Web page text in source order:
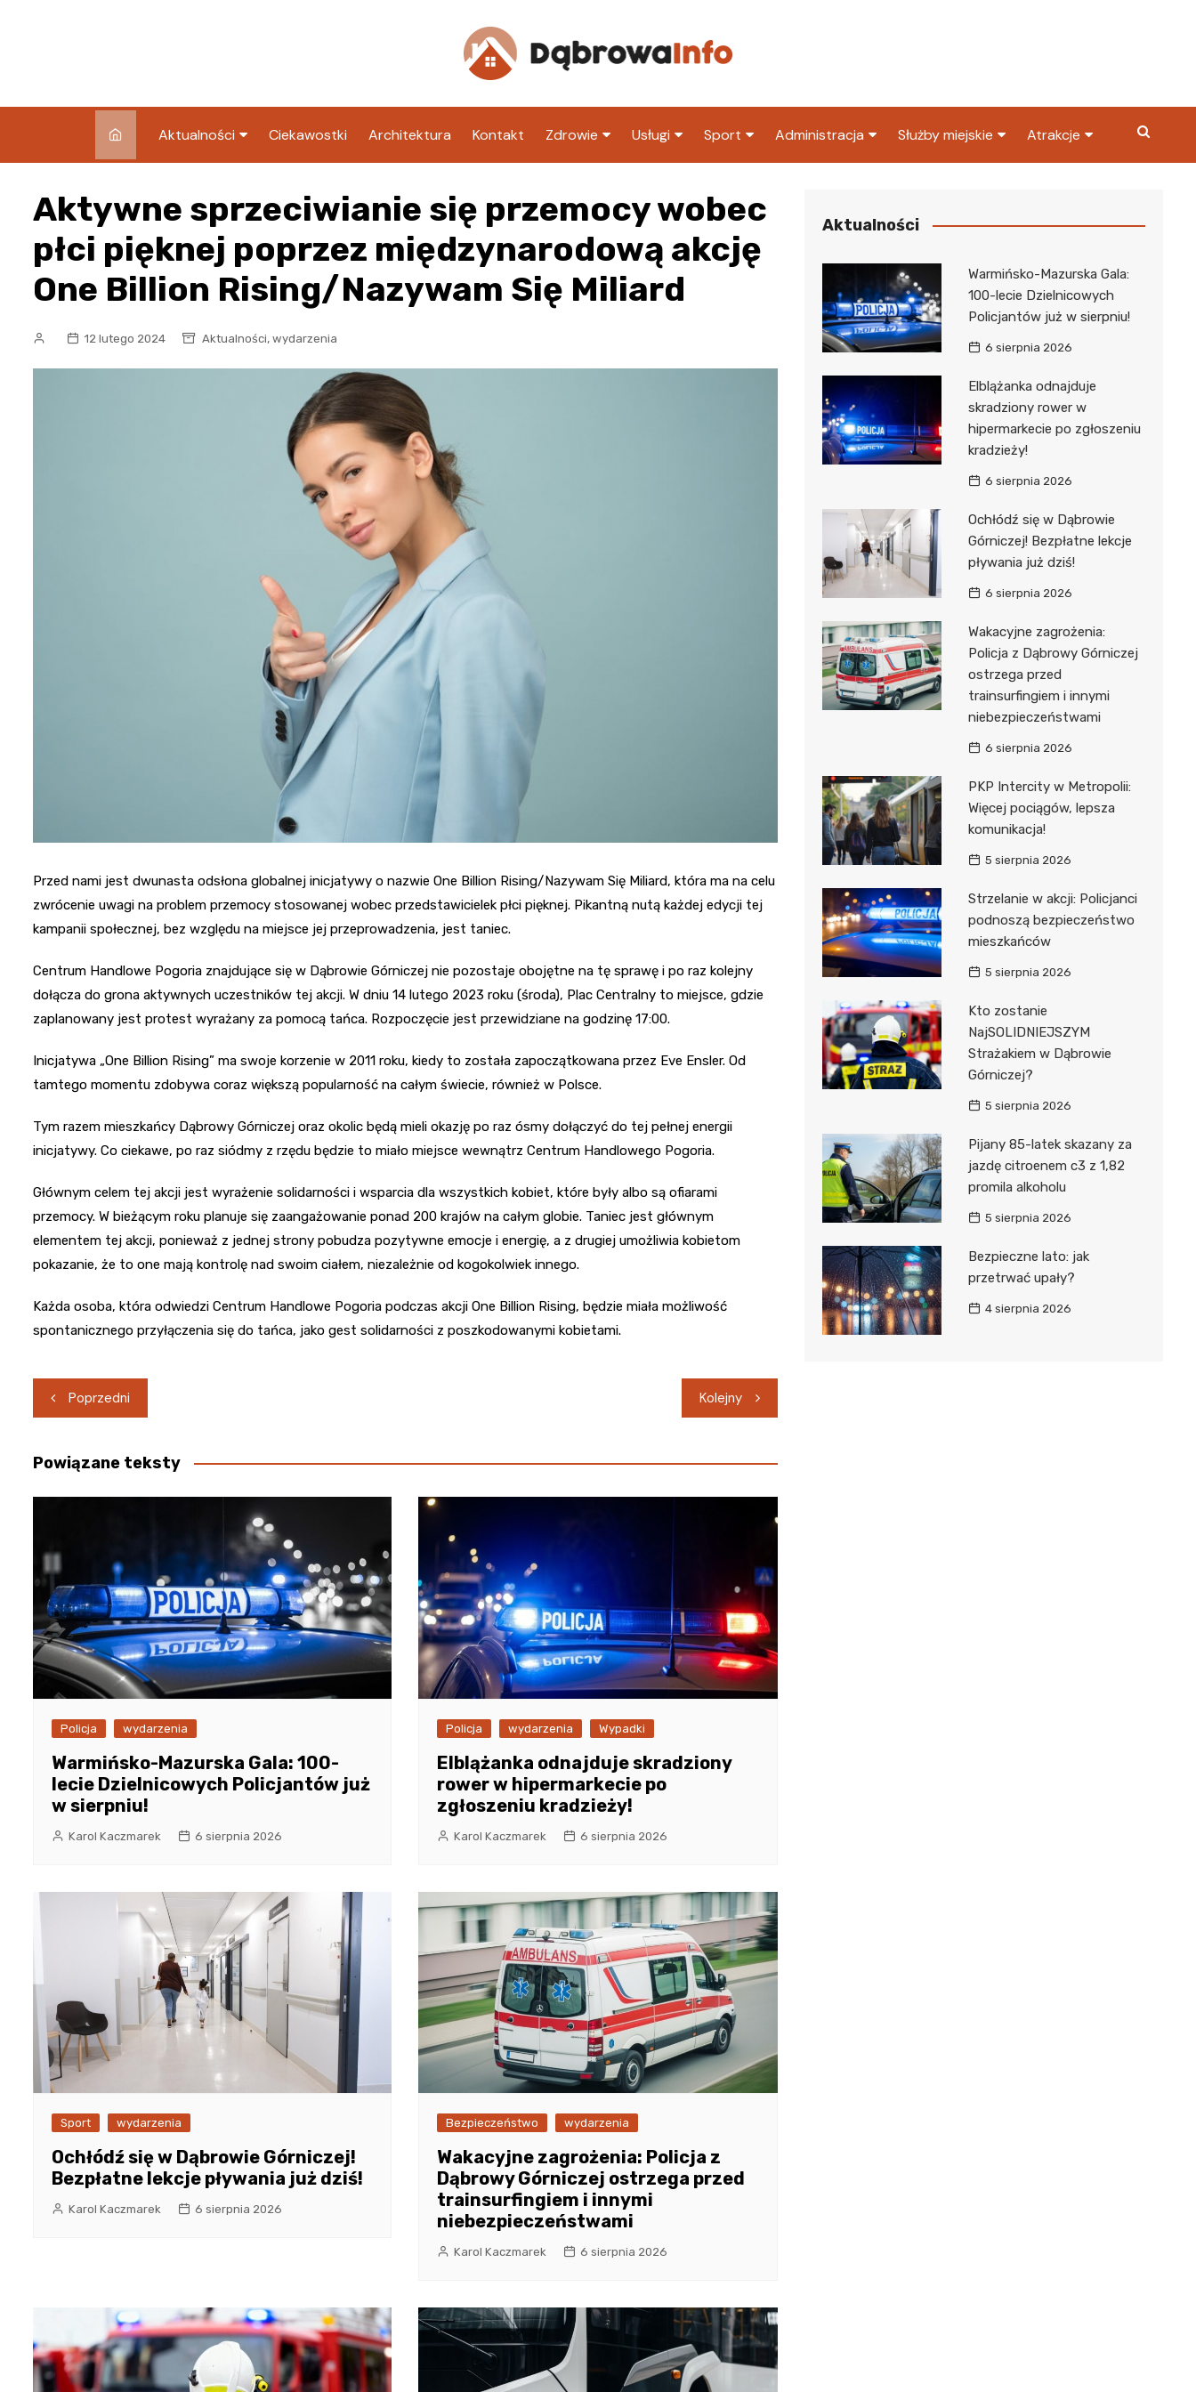
Aktualności
Blog
Ciekawostki Architektura Kontakt Zdrowie
Sklep medyczny
Apteka
Usługi
Klub
Taxi
Stacja paliw
Sport
Inny klub sportowy
Administracja
Urząd Skarbowy
Służby miejskie
Policja
Atrakcje
Aktywne sprzeciwianie się przemocy wobec
płci pięknej poprzez międzynarodową akcję
One Billion Rising/Nazywam Się Miliard
12 lutego 2024 Aktualności, wydarzenia
Przed nami jest dwunasta odsłona globalnej inicjatywy o nazwie One Billion Rising/Nazywam Się Miliard, która ma na celu
zwrócenie uwagi na problem przemocy stosowanej wobec przedstawicielek płci pięknej. Pikantną nutą każdej edycji tej
kampanii społecznej, bez względu na miejsce jej przeprowadzenia, jest taniec.
Centrum Handlowe Pogoria znajdujące się w Dąbrowie Górniczej nie pozostaje obojętne na tę sprawę i po raz kolejny
dołącza do grona aktywnych uczestników tej akcji. W dniu 14 lutego 2023 roku (środa), Plac Centralny to miejsce, gdzie
zaplanowany jest protest wyrażany za pomocą tańca. Rozpoczęcie jest przewidziane na godzinę 17:00.
Inicjatywa „One Billion Rising” ma swoje korzenie w 2011 roku, kiedy to została zapoczątkowana przez Eve Ensler. Od
tamtego momentu zdobywa coraz większą popularność na całym świecie, również w Polsce.
Tym razem mieszkańcy Dąbrowy Górniczej oraz okolic będą mieli okazję po raz ósmy dołączyć do tej pełnej energii
inicjatywy. Co ciekawe, po raz siódmy z rzędu będzie to miało miejsce wewnątrz Centrum Handlowego Pogoria.
Głównym celem tej akcji jest wyrażenie solidarności i wsparcia dla wszystkich kobiet, które były albo są ofiarami
przemocy. W bieżącym roku planuje się zaangażowanie ponad 200 krajów na całym globie. Taniec jest głównym
elementem tej akcji, ponieważ z jednej strony pobudza pozytywne emocje i energię, a z drugiej umożliwia kobietom
pokazanie, że to one mają kontrolę nad swoim ciałem, niezależnie od kogokolwiek innego.
Każda osoba, która odwiedzi Centrum Handlowe Pogoria podczas akcji One Billion Rising, będzie miała możliwość
spontanicznego przyłączenia się do tańca, jako gest solidarności z poszkodowanymi kobietami.
Nawigacja
wpisu
Poprzedni Kolejny
Powiązane teksty
Policja wydarzenia
Warmińsko-Mazurska Gala: 100-
lecie Dzielnicowych Policjantów już
w sierpniu!
Karol Kaczmarek 6 sierpnia 2026
Policja wydarzenia Wypadki
Elblążanka odnajduje skradziony
rower w hipermarkecie po
zgłoszeniu kradzieży!
Karol Kaczmarek 6 sierpnia 2026
Sport wydarzenia
Ochłódź się w Dąbrowie Górniczej!
Bezpłatne lekcje pływania już dziś!
Karol Kaczmarek 6 sierpnia 2026
Bezpieczeństwo wydarzenia
Wakacyjne zagrożenia: Policja z
Dąbrowy Górniczej ostrzega przed
trainsurfingiem i innymi
niebezpieczeństwami
Karol Kaczmarek 6 sierpnia 2026
Aktualności
Warmińsko-Mazurska Gala:
100-lecie Dzielnicowych
Policjantów już w sierpniu!
6 sierpnia 2026
Elblążanka odnajduje
skradziony rower w
hipermarkecie po zgłoszeniu
kradzieży!
6 sierpnia 2026
Ochłódź się w Dąbrowie
Górniczej! Bezpłatne lekcje
pływania już dziś!
6 sierpnia 2026
Wakacyjne zagrożenia:
Policja z Dąbrowy Górniczej
ostrzega przed
trainsurfingiem i innymi
niebezpieczeństwami
6 sierpnia 2026
PKP Intercity w Metropolii:
Więcej pociągów, lepsza
komunikacja!
5 sierpnia 2026
Strzelanie w akcji: Policjanci
podnoszą bezpieczeństwo
mieszkańców
5 sierpnia 2026
Kto zostanie
NajSOLIDNIEJSZYM
Strażakiem w Dąbrowie
Górniczej?
5 sierpnia 2026
Pijany 85-latek skazany za
jazdę citroenem c3 z 1,82
promila alkoholu
5 sierpnia 2026
Bezpieczne lato: jak
przetrwać upały?
4 sierpnia 2026